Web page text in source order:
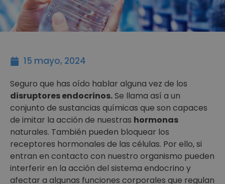
15 mayo, 2024
Seguro que has oído hablar alguna vez de los
disruptores endocrinos.Se llama así a un
conjunto de sustancias químicas que son capaces
de imitar la acción de nuestras hormonas
naturales. También pueden bloquear los
receptores hormonales de las células. Por ello, si
entran en contacto con nuestro organismo pueden
interferir en la acción del sistema endocrino y
afectar a algunas funciones corporales que regulan